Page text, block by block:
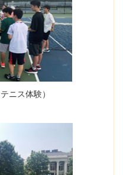
ニス体験）